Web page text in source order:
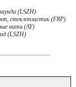
(LSZH)
стеклопластик (FRP)
нити (AY)
(LSZH)